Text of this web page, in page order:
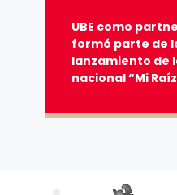
UBE como
formó parte de
lanzamiento de
nacional “Mi